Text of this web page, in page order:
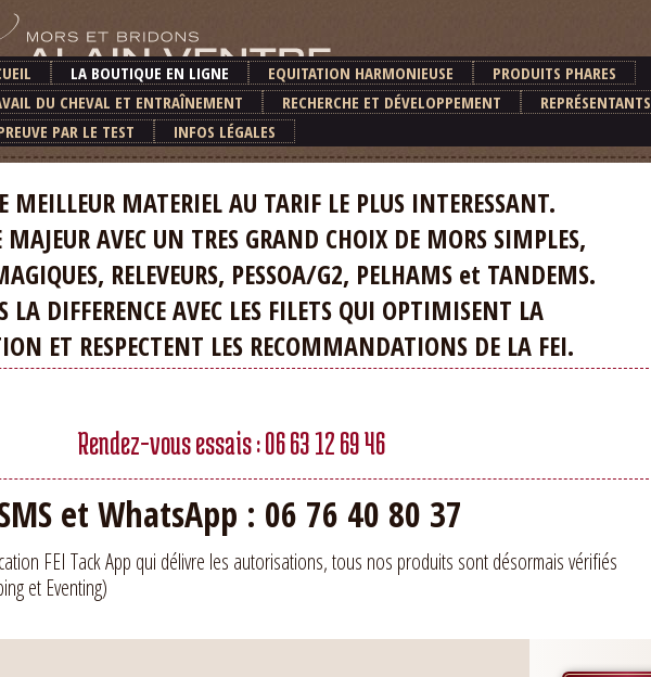
LA BOUTIQUE EN LIGNE EQUITATION HARMONIEUSE
PRODUITS PHARES
DU CHEVAL ET ENTRAÎNEMENT
RECHERCHE ET DÉVELOPPEMENT REPRÉSENTANTS
PAR LE TEST
INFOS LÉGALES
MATERIEL AU TARIF LE PLUS INTERESSANT.
AVEC UN TRES GRAND CHOIX DE MORS SIMPLES,
RELEVEURS, PESSOA/G2, PELHAMS et TANDEMS.
DIFFERENCE AVEC LES FILETS QUI OPTIMISENT LA
ET RESPECTENT LES RECOMMANDATIONS DE LA FEI.
Rendez-vous essais : 06 63 12 69 46
et WhatsApp : 06 76 40 80 37
FEI Tack App qui délivre les autorisations, tous nos produits sont désormais vérifiés
et Eventing)